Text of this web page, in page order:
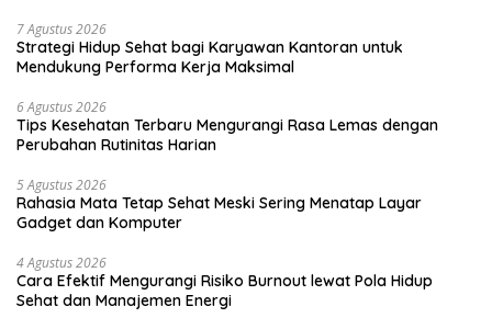
7 Agustus 2026
Strategi Hidup Sehat bagi Karyawan Kantoran untuk
Mendukung Performa Kerja Maksimal
6 Agustus 2026
Tips Kesehatan Terbaru Mengurangi Rasa Lemas dengan
Perubahan Rutinitas Harian
5 Agustus 2026
Rahasia Mata Tetap Sehat Meski Sering Menatap Layar
Gadget dan Komputer
4 Agustus 2026
Cara Efektif Mengurangi Risiko Burnout lewat Pola Hidup
Sehat dan Manajemen Energi